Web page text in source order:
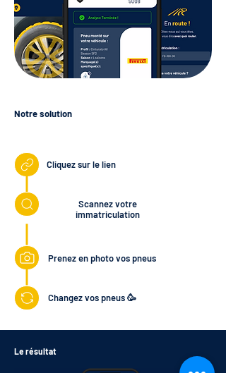
Notre solution
Cliquez sur le lien
Scannez votre
immatriculation
Prenez en photo vos pneus
Changez vos pneus 🥳
Le résultat